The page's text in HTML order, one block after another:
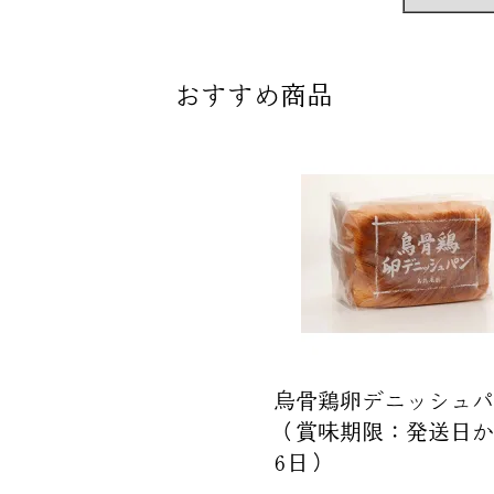
おすすめ商品
烏骨鶏卵デニッシュ
（賞味期限：発送日
6日）